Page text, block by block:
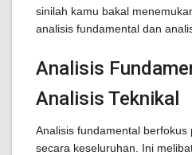
sinilah kamu bakal
analisis fundamental dan
Analisis
Analisis Teknikal
Analisis fundamental
secara keseluruhan. Ini